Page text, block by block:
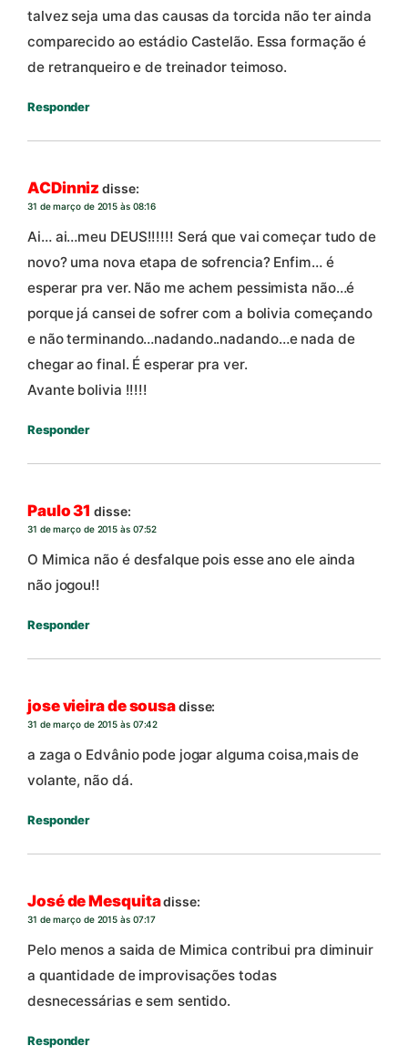
talvez seja uma das causas da torcida não ter ainda
comparecido ao estádio Castelão. Essa formação é
de retranqueiro e de treinador teimoso.
Responder
ACDinniz disse:
31 de março de 2015 às 08:16
Ai… ai…meu DEUS!!!!!! Será que vai começar tudo de
novo? uma nova etapa de sofrencia? Enfim… é
esperar pra ver. Não me achem pessimista não…é
porque já cansei de sofrer com a bolivia começando
e não terminando…nadando..nadando…e nada de
chegar ao final. É esperar pra ver.
Avante bolivia !!!!!
Responder
Paulo 31 disse:
31 de março de 2015 às 07:52
O Mimica não é desfalque pois esse ano ele ainda
não jogou!!
Responder
jose vieira de sousadisse:
31 de março de 2015 às 07:42
a zaga o Edvânio pode jogar alguma coisa,mais de
volante, não dá.
Responder
José de Mesquitadisse:
31 de março de 2015 às 07:17
Pelo menos a saida de Mimica contribui pra diminuir
a quantidade de improvisações todas
desnecessárias e sem sentido.
Responder